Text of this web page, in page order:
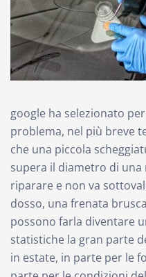
google ha selezionato
problema, nel più breve
che una piccola
supera il diametro di
riparare e non va
dosso, una frenata
possono farla diventare
statistiche la gran parte
in estate, in parte per le